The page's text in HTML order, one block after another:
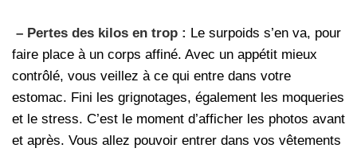
– Pertes des kilos en trop : Le surpoids s’en va, pour
faire place à un corps affiné. Avec un appétit mieux
contrôlé, vous veillez à ce qui entre dans votre
estomac. Fini les grignotages, également les moqueries
et le stress. C’est le moment d’afficher les photos avant
et après. Vous allez pouvoir entrer dans vos vêtements